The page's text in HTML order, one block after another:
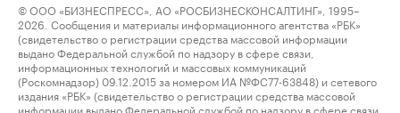
© ООО «БИЗНЕСПРЕСС», АО «РОСБИЗНЕСКОНСАЛТИНГ», 1995–
2026. Сообщения и материалы информационного агентства «РБК»
(свидетельство о регистрации средства массовой информации
выдано Федеральной службой по надзору в сфере связи,
информационных технологий и массовых коммуникаций
(Роскомнадзор) 09.12.2015 за номером ИА №ФС77-63848) и сетевого
издания «РБК» (свидетельство о регистрации средства массовой
информации выдано Федеральной службой по надзору в сфере связи,